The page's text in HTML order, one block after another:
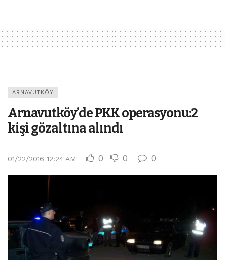
ARNAVUTKÖY
Arnavutköy’de PKK operasyonu:2
kişi gözaltına alındı
01/22/2016 12:24 AM 0 0 0